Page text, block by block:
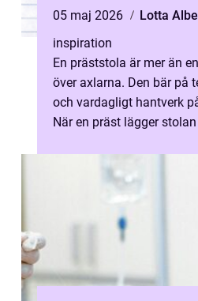
05 maj 2026
Lotta
inspiration
En präststola är mer än
över axlarna. Den bär på
och vardagligt hantverk
När en präst lägger